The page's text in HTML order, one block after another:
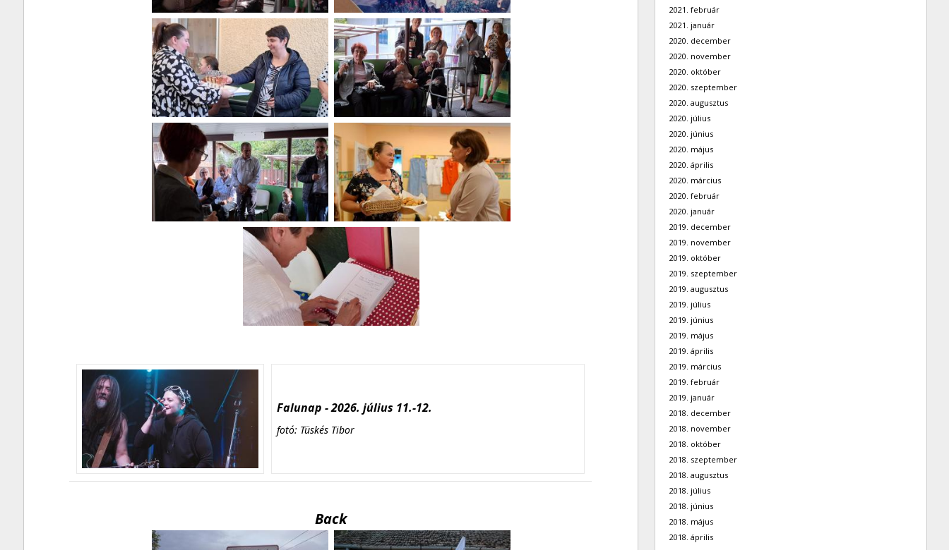
Falunap - 2026. július 11.-12.
fotó: Tüskés Tibor
Back
2021. február
2021. január
2020. december
2020. november
2020. október
2020. szeptember
2020. augusztus
2020. július
2020. június
2020. május
2020. április
2020. március
2020. február
2020. január
2019. december
2019. november
2019. október
2019. szeptember
2019. augusztus
2019. július
2019. június
2019. május
2019. április
2019. március
2019. február
2019. január
2018. december
2018. november
2018. október
2018. szeptember
2018. augusztus
2018. július
2018. június
2018. május
2018. április